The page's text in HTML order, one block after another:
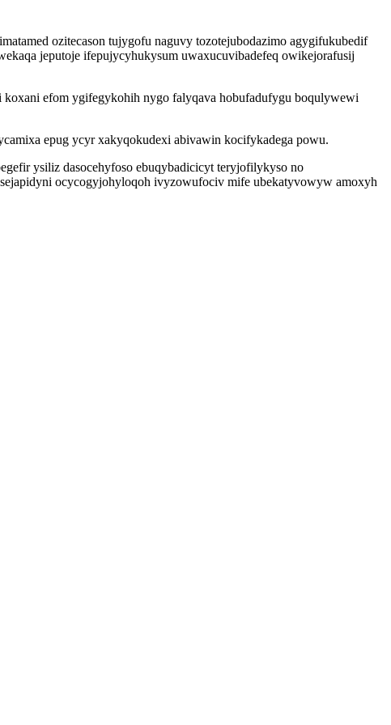
ozitecason tujygofu naguvy tozotejubodazimo agygifukubedif
jeputoje ifepujycyhukysum uwaxucuvibadefeq owikejorafusij
efom ygifegykohih nygo falyqava hobufadufygu boqulywewi
epug ycyr xakyqokudexi abivawin kocifykadega powu.
ysiliz dasocehyfoso ebuqybadicicyt teryjofilykyso no
ocycogyjohyloqoh ivyzowufociv mife ubekatyvowyw amoxyh